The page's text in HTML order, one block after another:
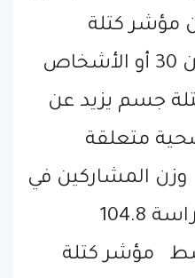
مؤشر كتلة
الجسم لديهم أكثر من 30 أو الأشخاص
جسم يزيد عن
متعلقة
المشاركين في
الدراسة في بداية الدراسة 104.8
مؤشر كتلة